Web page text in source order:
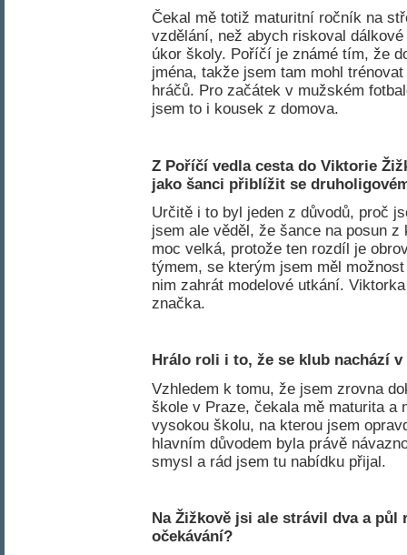
Čekal mě totiž maturitní ročník na
vzdělání, než abych riskoval
úkor školy. Poříčí je známé tím, že
jména, takže jsem tam mohl
hráčů. Pro začátek v mužském
jsem to i kousek z domova.
Z Poříčí vedla cesta do Viktorie
jako šanci přiblížit se
Určitě i to byl jeden z důvodů, proč
jsem ale věděl, že šance na posun
moc velká, protože ten rozdíl je
týmem, se kterým jsem měl
nim zahrát modelové utkání.
značka.
Hrálo roli i to, že se klub nachází v
Vzhledem k tomu, že jsem zrovna
škole v Praze, čekala mě maturita a
vysokou školu, na kterou jsem
hlavním důvodem byla právě
smysl a rád jsem tu nabídku přijal.
Na Žižkově jsi ale strávil dva a půl
očekávání?